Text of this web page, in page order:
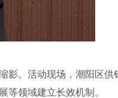
。活动现场，潮阳区供
等领域建立长效机制。